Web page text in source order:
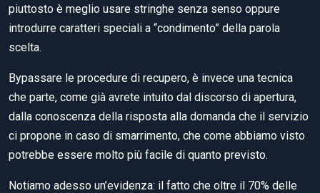
piuttosto è meglio usare stringhe senza senso oppure
introdurre caratteri speciali a “condimento” della parola
scelta.
Bypassare le procedure di recupero, è invece una tecnica
che parte, come già avrete intuito dal discorso di apertura,
dalla conoscenza della risposta alla domanda che il servizio
ci propone in caso di smarrimento, che come abbiamo visto
potrebbe essere molto più facile di quanto previsto.
Notiamo adesso un’evidenza: il fatto che oltre il 70% delle